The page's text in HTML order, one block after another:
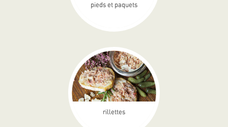
pieds et paquets
rillettes